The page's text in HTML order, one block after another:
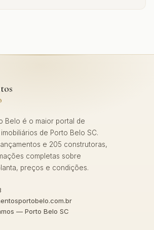
Belo é o maior portal de
de Porto Belo SC.
e 205 construtoras,
completas sobre
preços e condições.
— Porto Belo SC